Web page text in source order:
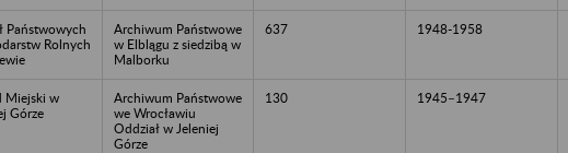
Państwowych
Rolnych
Archiwum Państwowe
w Elblągu z siedzibą w
Malborku
637 1948-1958
Miejski w
Górze
Archiwum Państwowe
we Wrocławiu
Oddział w Jeleniej
Górze
130 1945–1947